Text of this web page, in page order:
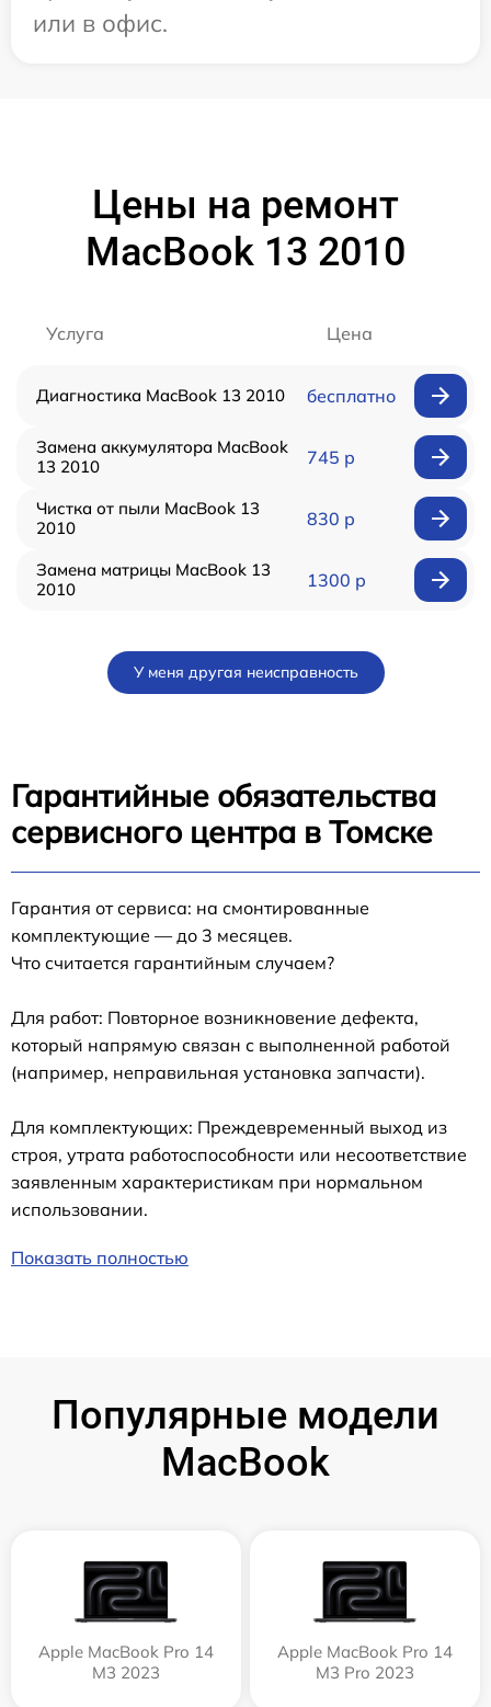
или в офис.
Цены на ремонт
MacBook 13 2010
Услуга Цена
Диагностика MacBook 13 2010 бесплатно
Замена аккумулятора MacBook
13 2010
745 р
Чистка от пыли MacBook 13
2010
830 р
Замена матрицы MacBook 13
2010
1300 р
У меня другая неисправность
Гарантийные обязательства
сервисного центра в Томске
Гарантия от сервиса: на смонтированные
комплектующие — до 3 месяцев.
Что считается гарантийным случаем?
Для работ: Повторное возникновение дефекта,
который напрямую связан с выполненной работой
(например, неправильная установка запчасти).
Для комплектующих: Преждевременный выход из
строя, утрата работоспособности или несоответствие
заявленным характеристикам при нормальном
использовании.
Показать полностью
Популярные модели
MacBook
Apple MacBook Pro 14
M3 2023
Apple MacBook Pro 14
M3 Pro 2023